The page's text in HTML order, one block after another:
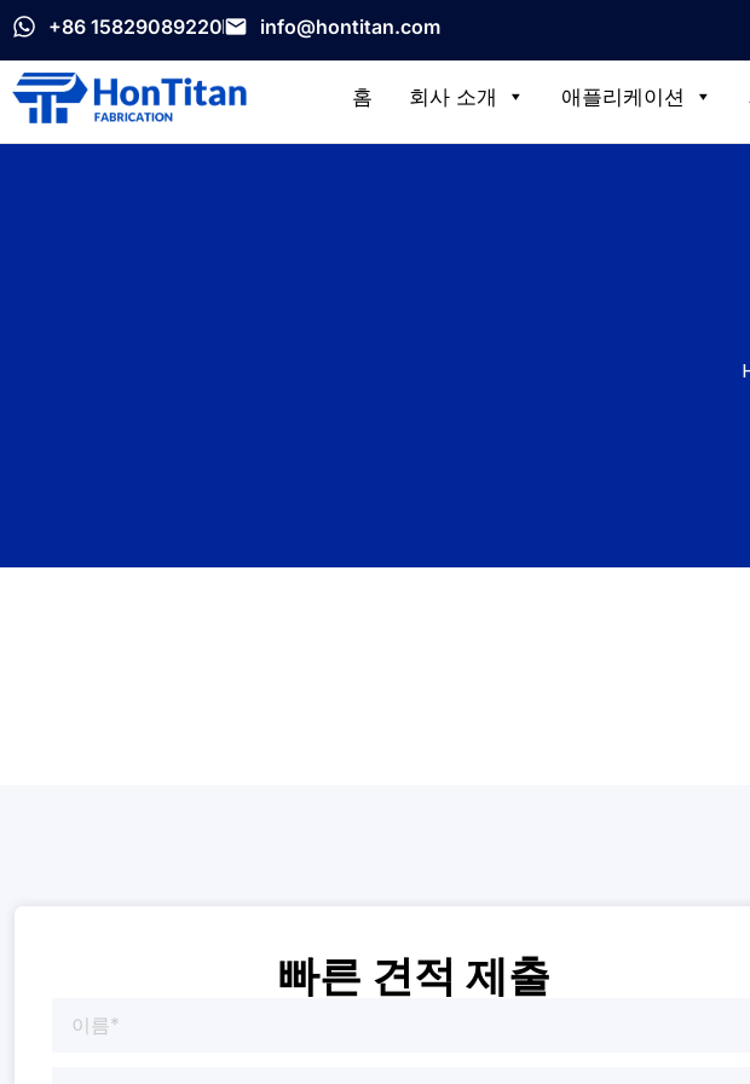
+86 15829089220 info@hontitan.com
홈 회사 소개 애플리케이션
빠른 견적 제출